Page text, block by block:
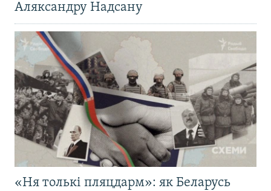
Аляксандру Надсану
«Ня толькі пляцдарм»: як Беларусь